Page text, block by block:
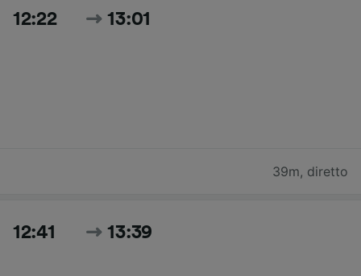
12:22 13:01
39m, diretto
12:41 13:39